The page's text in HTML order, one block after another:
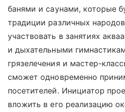
банями и саунами, которые
традиции различных
участвовать в занятиях
и дыхательными
грязелечения и мастер-
сможет одновременно
посетителей. Инициатор
вложить в его реализацию